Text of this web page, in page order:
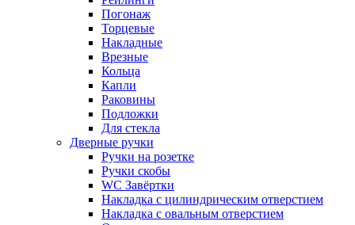
Погонаж
Торцевые
Накладные
Врезные
Кольца
Капли
Раковины
Подложки
Для стекла
Дверные ручки
Ручки на розетке
Ручки скобы
WC Завёртки
Накладка с цилиндрическим отверстием
Накладка с овальным отверстием